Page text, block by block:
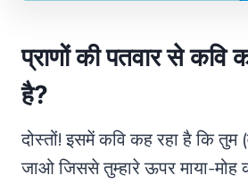
प्राणों की पतवार से कवि
है?
दोस्तों! इसमें कवि कह रहा है कि तुम
जाओ जिससे तुम्हारे ऊपर माया-